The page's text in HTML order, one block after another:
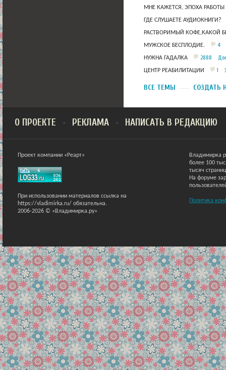
МНЕ КАЖЕТСЯ, ЭПОХА
ГДЕ СЛУШАЕТЕ АУДИОКНИГИ?
РАСТВОРИМЫЙ КОФЕ,КАКОЙ
МУЖСКОЕ БЕСПЛОДИЕ. 4
НУЖНА ГАДАЛКА 2888
ЦЕНТР РЕАБИЛИТАЦИИ 1
ВСЕ ТЕМЫ СОЗДАТЬ
О ПРОЕКТЕ РЕКЛАМА НАПИСАТЬ В РЕДАКЦИЮ
Проект компании «Реарт»
При использовании материалов ссылка на
https://vladimirka.ru/ обязательна.
2006-2026 © «Владимирка.ру»
Владимирка
более 100
тысяч
На форуме
Политика